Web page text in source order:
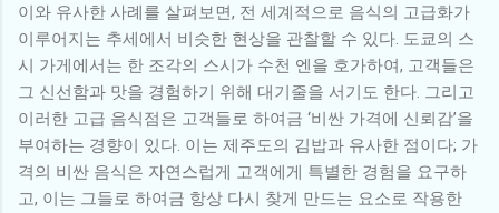
이와 유사한 사례를 살펴보면, 전 세계적으로 음식의 고급화가
이루어지는 추세에서 비슷한 현상을 관찰할 수 있다. 도쿄의 스
시 가게에서는 한 조각의 스시가 수천 엔을 호가하여, 고객들은
그 신선함과 맛을 경험하기 위해 대기줄을 서기도 한다. 그리고
이러한 고급 음식점은 고객들로 하여금 ‘비싼 가격에 신뢰감’을
부여하는 경향이 있다. 이는 제주도의 김밥과 유사한 점이다; 가
격의 비싼 음식은 자연스럽게 고객에게 특별한 경험을 요구하
고, 이는 그들로 하여금 항상 다시 찾게 만드는 요소로 작용한